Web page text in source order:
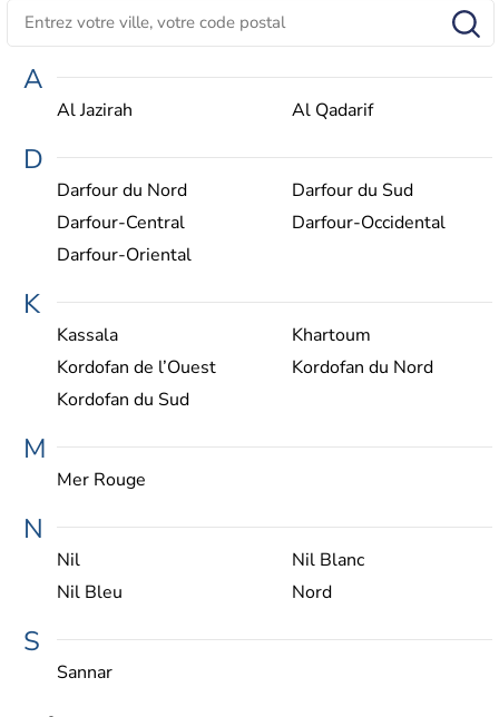
A
Al Jazirah Al Qadarif
D
Darfour du Nord
Darfour du Sud
Darfour-Central
Darfour-Occidental
Darfour-Oriental
K
Kassala
Khartoum
Kordofan de l’Ouest
Kordofan du Nord
Kordofan du Sud
M
Mer Rouge
N
Nil
Nil Blanc
Nil Bleu
Nord
S
Sannar